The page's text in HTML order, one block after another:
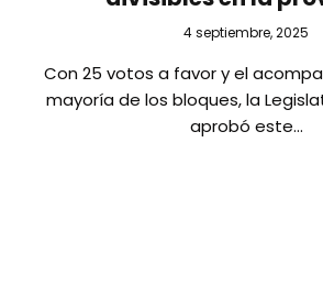
4 septiembre, 2025
Con 25 votos a favor y el
mayoría de los bloques, la
aprobó este…